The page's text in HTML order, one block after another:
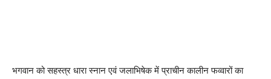
भगवान को सहस्त्र धारा स्नान एवं जलाभिषेक में प्राचीन कालीन फव्वारों का